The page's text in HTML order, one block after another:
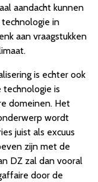
aandacht kunnen
in
aan vraagstukken
is echter ook
technologie is
domeinen. Het
wordt
juist als excuus
zijn met de
DZ zal dan vooral
door de